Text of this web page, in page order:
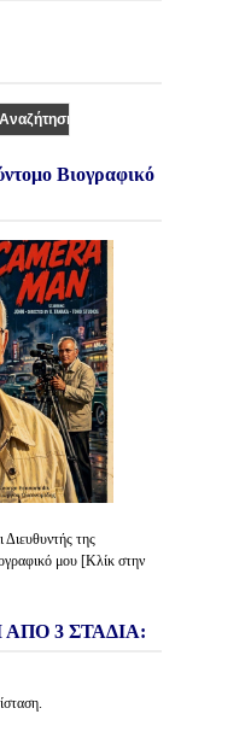
Βιογραφικό
Διευθυντής της
μου [Κλίκ στην
3 ΣΤΑΔΙΑ: